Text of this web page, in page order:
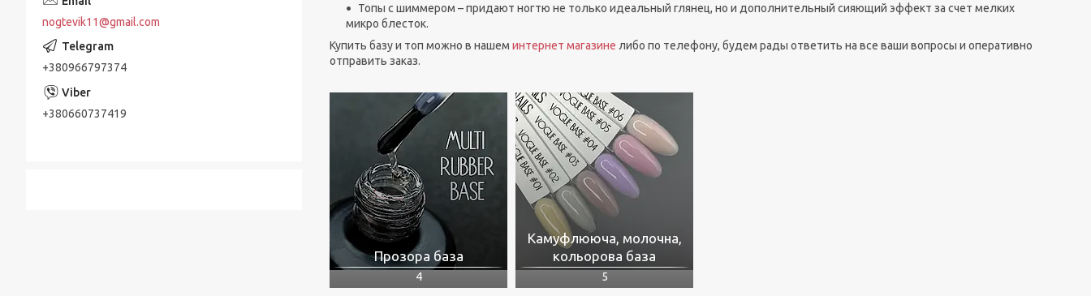
Топы с шиммером – придают ногтю не только идеальный глянец, но и дополнительный сияющий эффект за счет мелких
микро блесток.
Купить базу и топ можно в нашем интернет магазине либо по телефону, будем рады ответить на все ваши вопросы и оперативно
отправить заказ.
Прозора база
4
Камуфлююча, молочна,
кольорова база
5
nogtevik11@gmail.com
+380966797374
+380660737419